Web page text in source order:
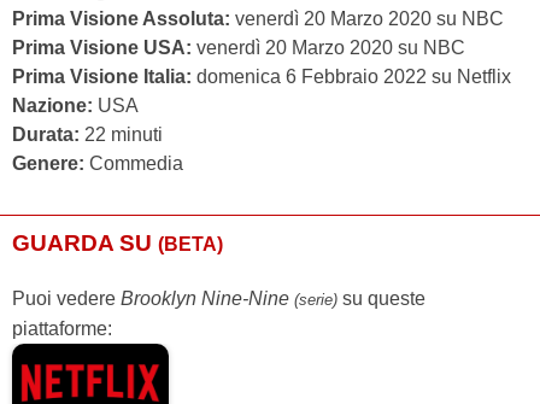
Prima Visione Assoluta: venerdì 20 Marzo 2020 su NBC
Prima Visione USA: venerdì 20 Marzo 2020 su NBC
Prima Visione Italia: domenica 6 Febbraio 2022 su Netflix
Nazione: USA
Durata: 22 minuti
Genere: Commedia
GUARDA SU (BETA)
Puoi vedere Brooklyn Nine-Nine (serie) su queste
piattaforme: